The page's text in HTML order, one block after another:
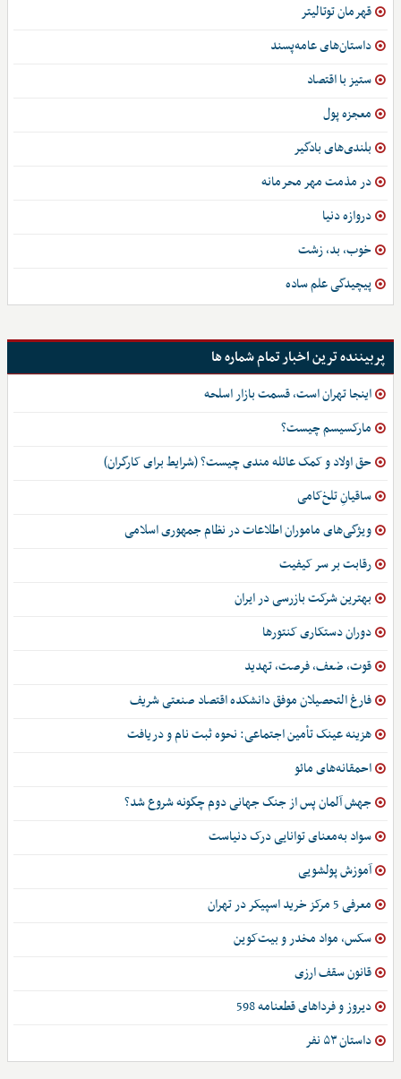
قهرمان توتالیتر
داستان‌های عامه‌پسند
ستیز با اقتصاد
معجزه پول
بلندی‌های بادگیر
در مذمت مهر محرمانه
دروازه دنیا
خوب، بد، زشت
پیچیدگی علم ساده
پربیننده ترین اخبار تمام شماره ها
اینجا تهران است، قسمت بازار اسلحه
مارکسیسم چیست؟
حق اولاد و کمک عائله مندی چیست؟ (شرایط برای کارگران)
ساقیانِ تلخ‌کامی
ویژگی‌های ماموران اطلاعات در نظام جمهوری اسلامی
رقابت بر سر کیفیت
بهترین شرکت بازرسی در ایران
دوران دستکاری کنتورها
قوت، ضعف، فرصت، تهدید
فارغ التحصیلان موفق دانشکده اقتصاد صنعتی شریف
هزینه عینک تأمین اجتماعی: نحوه ثبت نام و دریافت
احمقانه‌های مائو
جهش آلمان پس از جنگ جهانی دوم چگونه شروع شد؟
سواد به‌معنای توانایی درک دنیاست
آموزش پولشویی
معرفی 5 مرکز خرید اسپیکر در تهران
سکس، مواد مخدر و بیت‌کوین
قانون سقف ارزی
دیروز و فرداهای قطعنامه 598
داستان ۵۳ نفر